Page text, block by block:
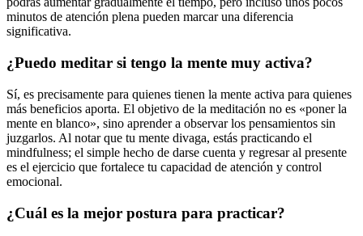
minutos de atención plena pueden marcar una diferencia
significativa.
¿Puedo meditar si tengo la mente muy activa?
Sí, es precisamente para quienes tienen la mente activa para quienes
más beneficios aporta. El objetivo de la meditación no es «poner la
mente en blanco», sino aprender a observar los pensamientos sin
juzgarlos. Al notar que tu mente divaga, estás practicando el
mindfulness; el simple hecho de darse cuenta y regresar al presente
es el ejercicio que fortalece tu capacidad de atención y control
emocional.
¿Cuál es la mejor postura para practicar?